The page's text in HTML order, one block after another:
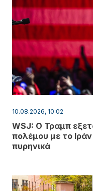
10.08.2026, 10:02
WSJ: Ο Τραμπ
πολέμου με το
πυρηνικά